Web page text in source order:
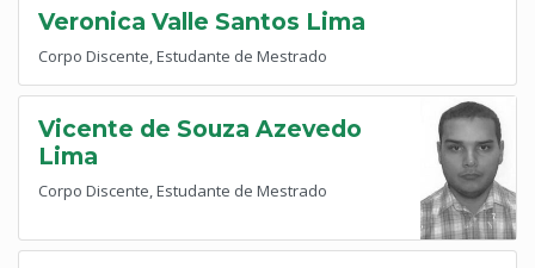
Veronica Valle Santos Lima
Corpo Discente, Estudante de Mestrado
Vicente de Souza Azevedo
Lima
Corpo Discente, Estudante de Mestrado